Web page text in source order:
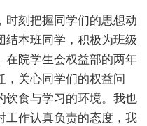
时刻把握同学们的思想动
结本班同学，积极为班级
在院学生会权益部的两年
，关心同学们的权益问
饮食与学习的环境。我也
工作认真负责的态度，我